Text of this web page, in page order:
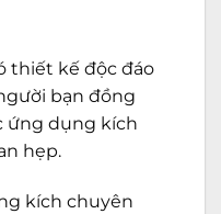
thiết kế độc đáo
bạn đồng
ứng dụng kích
hẹp.
kích chuyên